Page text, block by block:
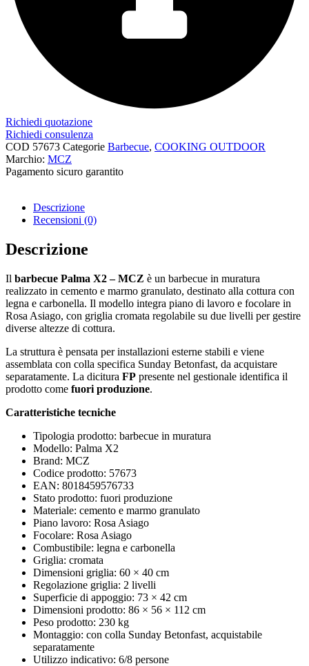
Richiedi quotazione
Richiedi consulenza
COD 57673 Categorie Barbecue, COOKING OUTDOOR
Marchio: MCZ
Pagamento sicuro garantito​
Descrizione
Recensioni (0)
Descrizione
Il barbecue Palma X2 – MCZ è un barbecue in muratura
realizzato in cemento e marmo granulato, destinato alla cottura con
legna e carbonella. Il modello integra piano di lavoro e focolare in
Rosa Asiago, con griglia cromata regolabile su due livelli per gestire
diverse altezze di cottura.
La struttura è pensata per installazioni esterne stabili e viene
assemblata con colla specifica Sunday Betonfast, da acquistare
separatamente. La dicitura FP presente nel gestionale identifica il
prodotto come fuori produzione.
Caratteristiche tecniche
Tipologia prodotto: barbecue in muratura
Modello: Palma X2
Brand: MCZ
Codice prodotto: 57673
EAN: 8018459576733
Stato prodotto: fuori produzione
Materiale: cemento e marmo granulato
Piano lavoro: Rosa Asiago
Focolare: Rosa Asiago
Combustibile: legna e carbonella
Griglia: cromata
Dimensioni griglia: 60 × 40 cm
Regolazione griglia: 2 livelli
Superficie di appoggio: 73 × 42 cm
Dimensioni prodotto: 86 × 56 × 112 cm
Peso prodotto: 230 kg
Montaggio: con colla Sunday Betonfast, acquistabile
separatamente
Utilizzo indicativo: 6/8 persone